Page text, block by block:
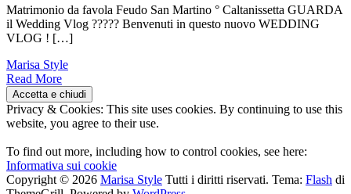
Matrimonio da favola Feudo San Martino ° Caltanissetta GUARDA
il Wedding Vlog ????? Benvenuti in questo nuovo WEDDING
VLOG ! […]
Marisa Style
Read More
Privacy & Cookies: This site uses cookies. By continuing to use this
website, you agree to their use.
To find out more, including how to control cookies, see here:
Informativa sui cookie
Copyright © 2026 Marisa Style Tutti i diritti riservati. Tema: Flash di